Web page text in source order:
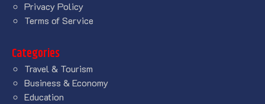
Privacy Policy
Terms of Service
Categories
Travel & Tourism
Business & Economy
Education